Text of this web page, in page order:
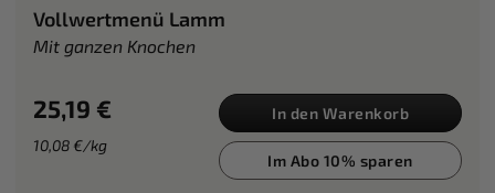
Vollwertmenü Lamm
Mit ganzen Knochen
25,19 €
10,08 €/kg
In den Warenkorb
Im Abo 10% sparen